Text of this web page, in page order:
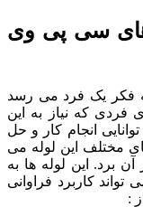
سی پی وی
یک فرد می رسد
که نیاز به این
انجام کار و حل
این لوله می
این لوله ها به
کاربرد فراوانی